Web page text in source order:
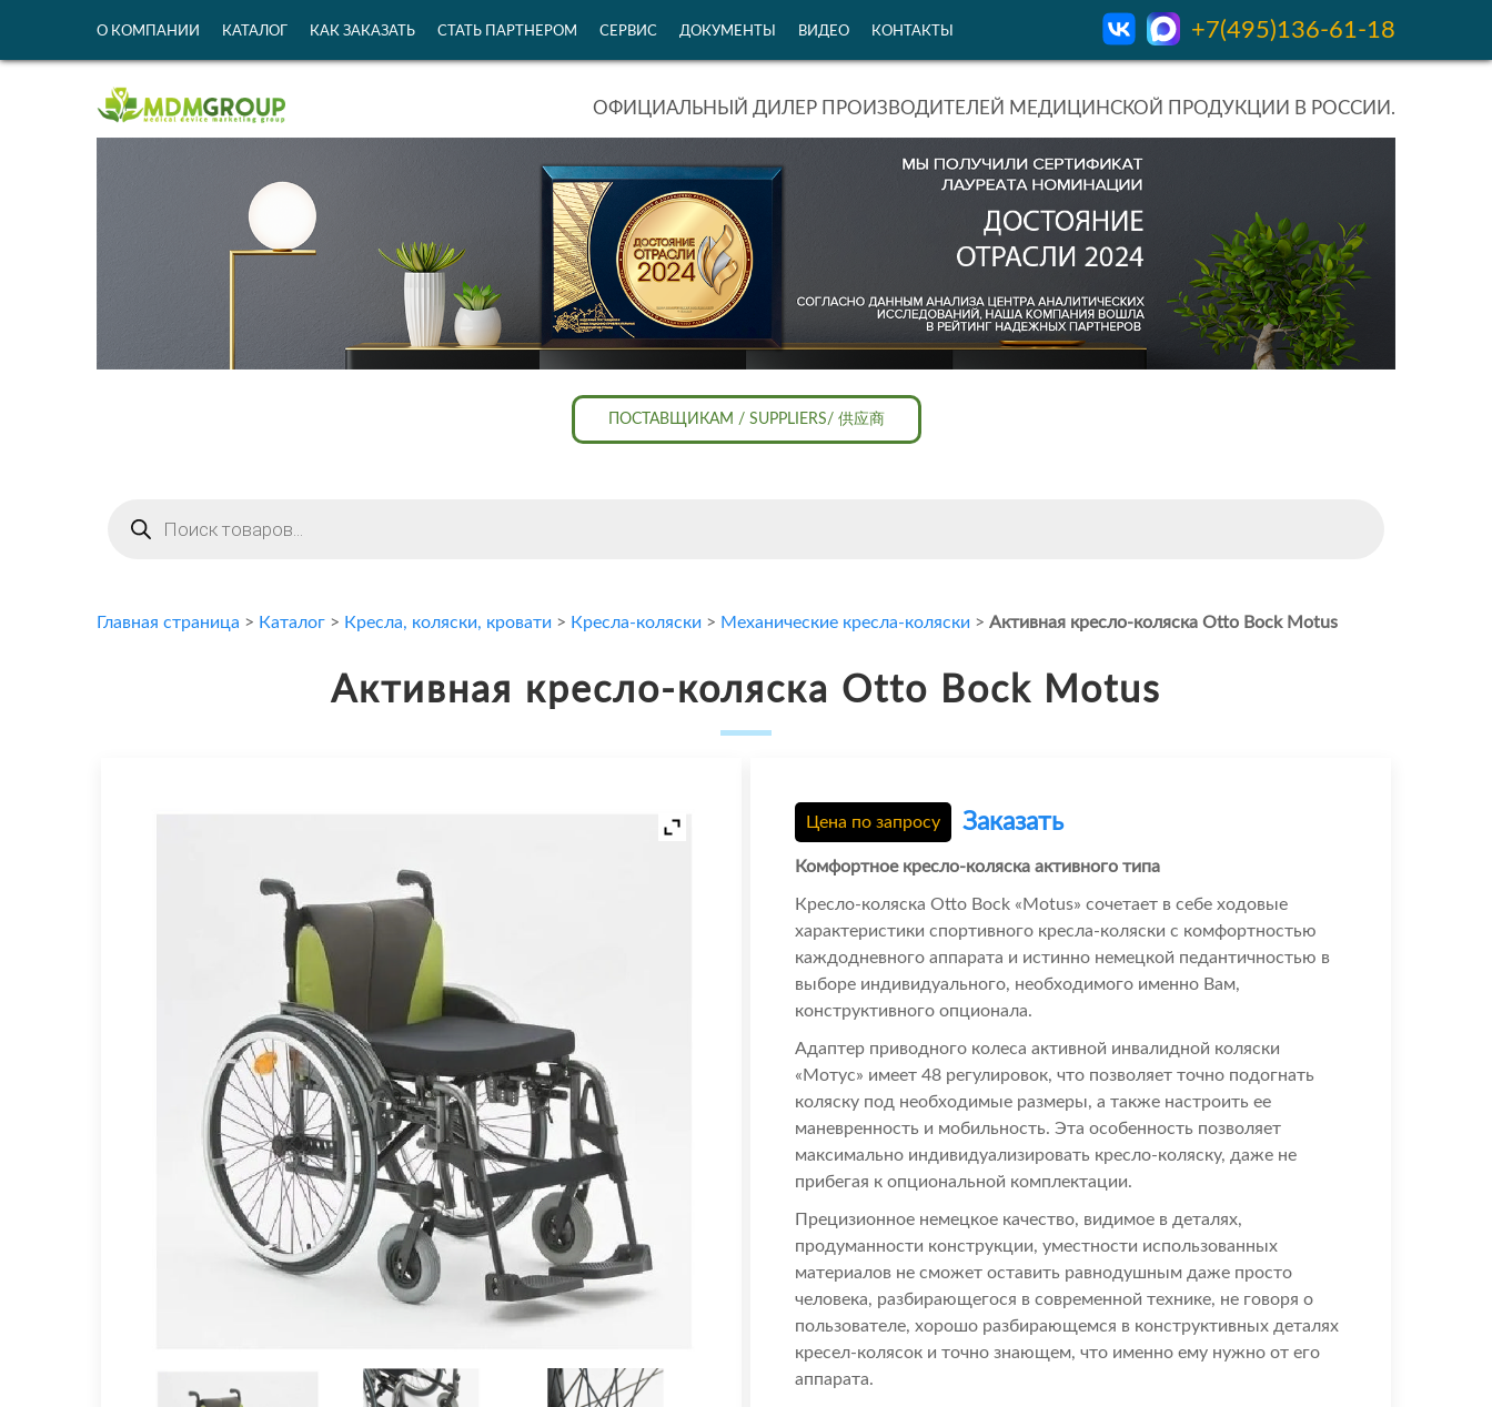
О КОМПАНИИ КАТАЛОГ КАК ЗАКАЗАТЬ СТАТЬ ПАРТНЕРОМ СЕРВИС ДОКУМЕНТЫ ВИДЕО КОНТАКТЫ +7(495)136-61-18
ОФИЦИАЛЬНЫЙ ДИЛЕР ПРОИЗВОДИТЕЛЕЙ МЕДИЦИНСКОЙ ПРОДУКЦИИ В РОССИИ.
ПОСТАВЩИКАМ / SUPPLIERS/ 供应商
товаров
Главная страница > Каталог > Кресла, коляски, кровати > Кресла-коляски > Механические кресла-коляски > Активная кресло-коляска Otto Bock Motus
Активная кресло-коляска Otto Bock Motus
Цена по запросу Заказать
Комфортное кресло-коляска активного типа
Кресло-коляска Otto Bock «Motus» сочетает в себе ходовые
характеристики спортивного кресла-коляски с комфортностью
каждодневного аппарата и истинно немецкой педантичностью в
выборе индивидуального, необходимого именно Вам,
конструктивного опционала.
Адаптер приводного колеса активной инвалидной коляски
«Мотус» имеет 48 регулировок, что позволяет точно подогнать
коляску под необходимые размеры, а также настроить ее
маневренность и мобильность. Эта особенность позволяет
максимально индивидуализировать кресло-коляску, даже не
прибегая к опциональной комплектации.
Прецизионное немецкое качество, видимое в деталях,
продуманности конструкции, уместности использованных
материалов не сможет оставить равнодушным даже просто
человека, разбирающегося в современной технике, не говоря о
пользователе, хорошо разбирающемся в конструктивных деталях
кресел-колясок и точно знающем, что именно ему нужно от его
аппарата.